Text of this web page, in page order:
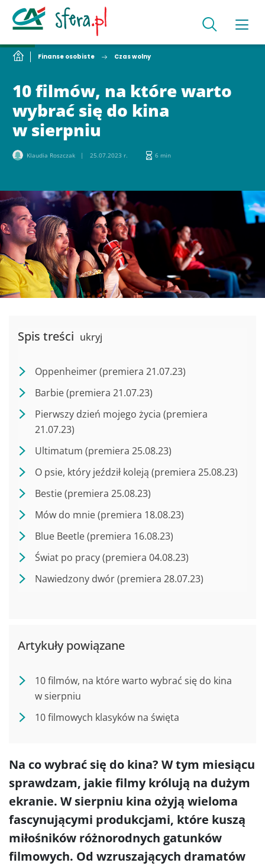
Finanse osobiste Czas wolny
10 filmów, na które warto
wybrać się do kina
w sierpniu
Klaudia Roszczak 25.07.2023 r. 6 min
Spis treści ukryj
Oppenheimer (premiera 21.07.23)
Barbie (premiera 21.07.23)
Pierwszy dzień mojego życia (premiera
21.07.23)
Ultimatum (premiera 25.08.23)
O psie, który jeździł koleją (premiera 25.08.23)
Bestie (premiera 25.08.23)
Mów do mnie (premiera 18.08.23)
Blue Beetle (premiera 16.08.23)
Świat po pracy (premiera 04.08.23)
Nawiedzony dwór (premiera 28.07.23)
Artykuły powiązane
10 filmów, na które warto wybrać się do kina
w sierpniu
10 filmowych klasyków na święta
Na co wybrać się do kina? W tym miesiącu
sprawdzam, jakie filmy królują na dużym
ekranie. W sierpniu kina ożyją wieloma
fascynującymi produkcjami, które kuszą
miłośników różnorodnych gatunków
filmowych. Od wzruszających dramatów